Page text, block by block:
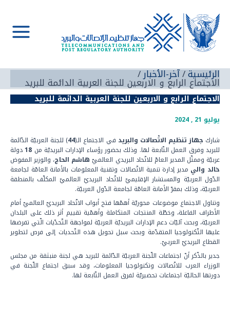
إلى
المحتوى
Main
الرئيسية آخر-الأخبار
الاجتماع الرابع و الاربعين للجنة العربية الدائمة للبريد
الاجتماع الرابع و الاربعين للجنة العربية الدائمة للبريد
يوليو 21 , 2024
شارك جهاز تنظيم الاتّصالات والبريد في الاجتماع الـ(44) للجنة العربيّة الدّائمة
للبريد وفرق العمل التّابعة لها. وذلك بحضور رؤساء الإدارات البريديّة من 18دولة
عربيّة وممثّل المدير العامّ للاتّحاد البريدي العالميّ هاشم الحاج، والوزير المفوض
خالد والي مدير إدارة تنمية الاتّصالات وتقنية المعلومات بالأمانة العامّة لجامعة
الدّول العربيّة والمستشار الإقليميّ للاتّحاد البريديّ العالميّ المكلّف بالمنطقة
العربيّة، وذلك بمقرّ الأمانة العامّة لجامعة الدّول العربيّة.
وتناول الاجتماع موضوعات محوريّة أهمّها فتح أبواب الاتّحاد البريديّ العالميّ أمام
الأطراف الفاعلة، وخطّة المنتجات المتكاملة وأهمّية تقييم أثر ذلك على البلدان
العربيّة، وبحث آليّات دعم الإدارات البريديّة العربيّة لمواجهة التّحدّيات الّتي تفرضها
عليها التّكنولوجيا المتقدّمة وبحث سبل تحويل هذه التّحديات إلى فرص لتطوير
القطاع البريديّ العربيّ.
جدير بالذّكر أنّ اجتماعات اللّجنة العربيّة الدّائمة للبريد هي لجنة منبثقة من مجلس
الوزراء العرب للاتّصالات وتكنولوجيا المعلومات، وقد سبق اجتماع اللّجنة في
دورتها الحاليّة اجتماعات تحضيريّة لفرق العمل التّابعة لها.